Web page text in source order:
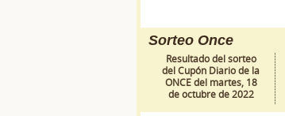
Sorteo Once
Resultado del sorteo
del Cupón Diario de la
ONCE del martes, 18
de octubre de 2022